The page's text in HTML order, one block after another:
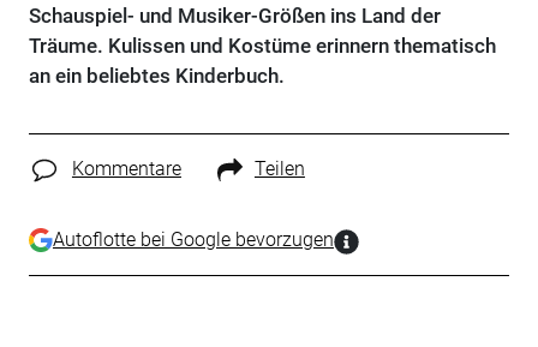
Schauspiel- und Musiker-Größen ins Land der
Träume. Kulissen und Kostüme erinnern thematisch
an ein beliebtes Kinderbuch.
Kommentare Teilen
Autoflotte bei Google bevorzugen